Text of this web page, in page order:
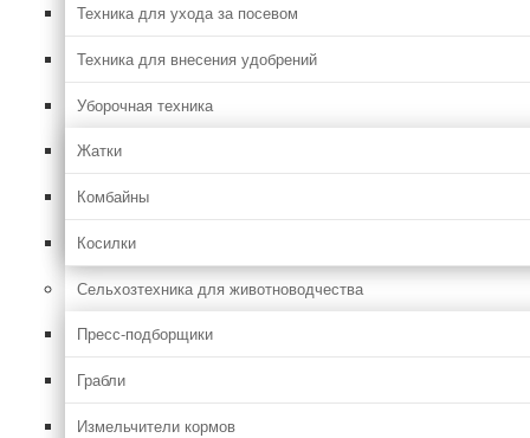
Техника для ухода за посевом
Техника для внесения удобрений
Уборочная техника
Жатки
Комбайны
Косилки
Сельхозтехника для животноводчества
Пресс-подборщики
Грабли
Измельчители кормов